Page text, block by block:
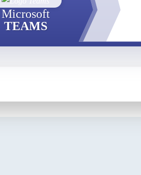
Microsoft
TEAMS